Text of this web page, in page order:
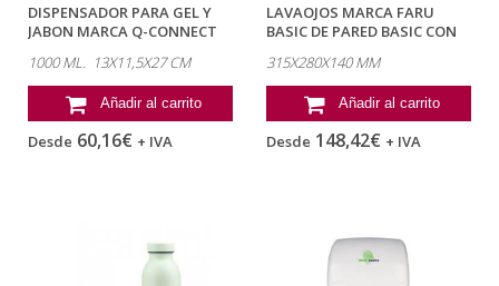
DISPENSADOR PARA GEL Y
JABON MARCA Q-CONNECT
1000 ML. 13X11,5X27 CM
Añadir al carrito
Desde 60,16€ + IVA
LAVAOJOS MARCA FARU
BASIC DE PARED BASIC CON
315X280X140 MM
Añadir al carrito
Desde 148,42€ + IVA